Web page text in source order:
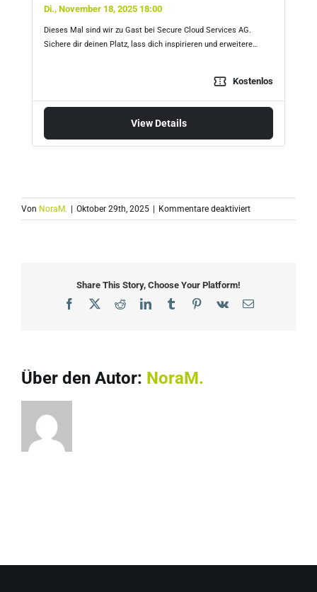
Di., November 18, 2025 18:00
Dieses Mal sind wir zu Gast bei Secure Cloud Services AG.
Sichere dir deinen Platz, lass dich inspirieren und erweitere…
confirmation_number Kostenlos
View Details
Von NoraM. Oktober 29th, 2025 Kommentare deaktiviertfür
Prof.
Share This Story, Choose Your Platform!
Facebook
X RedditLinkedInTumblrPinterest
Vk
E-
Über den Autor: NoraM.